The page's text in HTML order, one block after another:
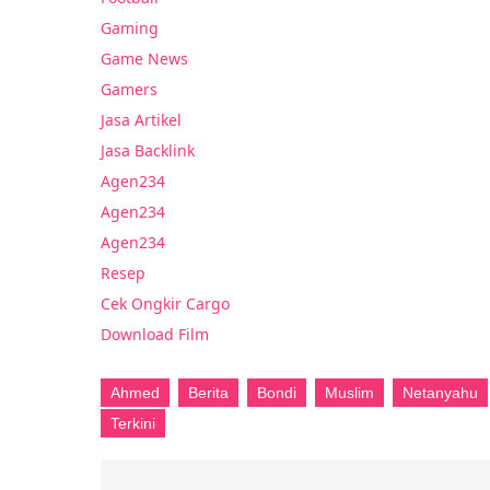
Gaming
Game News
Gamers
Jasa Artikel
Jasa Backlink
Agen234
Agen234
Agen234
Resep
Cek Ongkir Cargo
Download Film
Ahmed Berita Bondi Muslim Netanyahu
Terkini